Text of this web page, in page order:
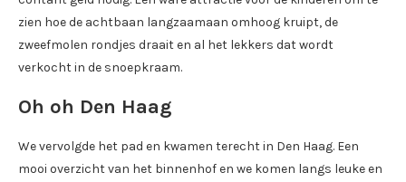
zien hoe de achtbaan langzaamaan omhoog kruipt, de
zweefmolen rondjes draait en al het lekkers dat wordt
verkocht in de snoepkraam.
Oh oh Den Haag
We vervolgde het pad en kwamen terecht in Den Haag. Een
mooi overzicht van het binnenhof en we komen langs leuke en